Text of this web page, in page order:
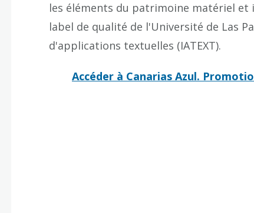
les éléments du patrimoine matériel et
label de qualité de l'Université de Las
d'applications textuelles (IATEXT).
Accéder à Canarias Azul.